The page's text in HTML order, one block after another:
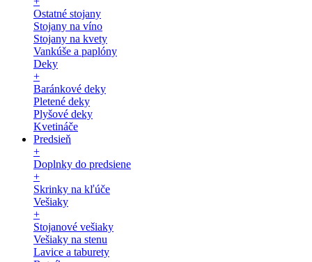
Ostatné stojany
Stojany na víno
Stojany na kvety
Vankúše a paplóny
Deky
+
Baránkové deky
Pletené deky
Plyšové deky
Kvetináče
Predsieň
+
Doplnky do predsiene
+
Skrinky na kľúče
Vešiaky
+
Stojanové vešiaky
Vešiaky na stenu
Lavice a taburety